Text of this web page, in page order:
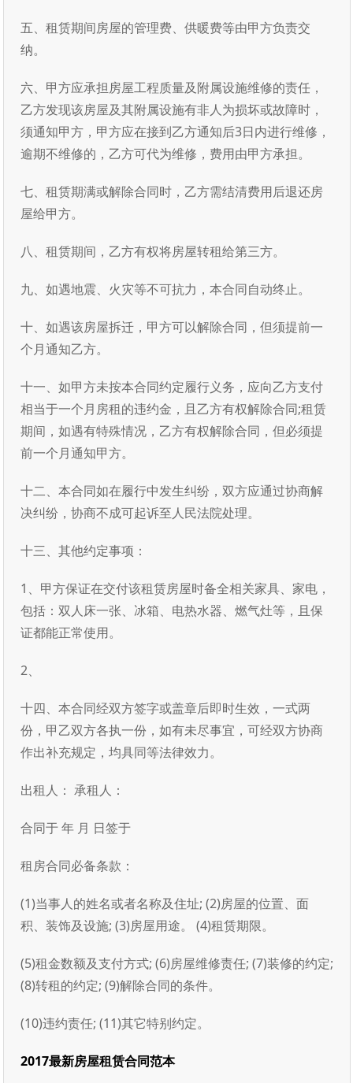
五、租赁期间房屋的管理费、供暖费等由甲方负责交
纳。
六、甲方应承担房屋工程质量及附属设施维修的责任，
乙方发现该房屋及其附属设施有非人为损坏或故障时，
须通知甲方，甲方应在接到乙方通知后3日内进行维修，
逾期不维修的，乙方可代为维修，费用由甲方承担。
七、租赁期满或解除合同时，乙方需结清费用后退还房
屋给甲方。
八、租赁期间，乙方有权将房屋转租给第三方。
九、如遇地震、火灾等不可抗力，本合同自动终止。
十、如遇该房屋拆迁，甲方可以解除合同，但须提前一
个月通知乙方。
十一、如甲方未按本合同约定履行义务，应向乙方支付
相当于一个月房租的违约金，且乙方有权解除合同;租赁
期间，如遇有特殊情况，乙方有权解除合同，但必须提
前一个月通知甲方。
十二、本合同如在履行中发生纠纷，双方应通过协商解
决纠纷，协商不成可起诉至人民法院处理。
十三、其他约定事项：
1、甲方保证在交付该租赁房屋时备全相关家具、家电，
包括：双人床一张、冰箱、电热水器、燃气灶等，且保
证都能正常使用。
2、
十四、本合同经双方签字或盖章后即时生效，一式两
份，甲乙双方各执一份，如有未尽事宜，可经双方协商
作出补充规定，均具同等法律效力。
出租人： 承租人：
合同于 年 月 日签于
租房合同必备条款：
(1)当事人的姓名或者名称及住址; (2)房屋的位置、面
积、装饰及设施; (3)房屋用途。 (4)租赁期限。
(5)租金数额及支付方式; (6)房屋维修责任; (7)装修的约定;
(8)转租的约定; (9)解除合同的条件。
(10)违约责任; (11)其它特别约定。
2017最新房屋租赁合同范本